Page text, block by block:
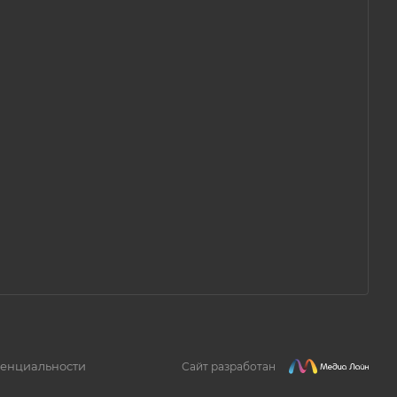
Сайт разработан